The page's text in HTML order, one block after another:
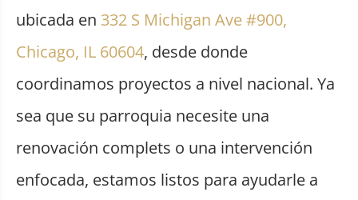
ubicada en 332 S Michigan Ave #900,
Chicago, IL 60604, desde donde
coordinamos proyectos a nivel nacional. Ya
sea que su parroquia necesite una
renovación complets o una intervención
enfocada, estamos listos para ayudarle a